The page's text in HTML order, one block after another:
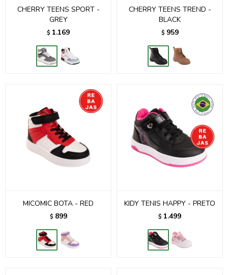
CHERRY TEENS SPORT -
GREY
$ 1.169
CHERRY TEENS TREND -
BLACK
$ 959
MICOMIC BOTA - RED
$ 899
KIDY TENIS HAPPY - PRETO
$ 1.499